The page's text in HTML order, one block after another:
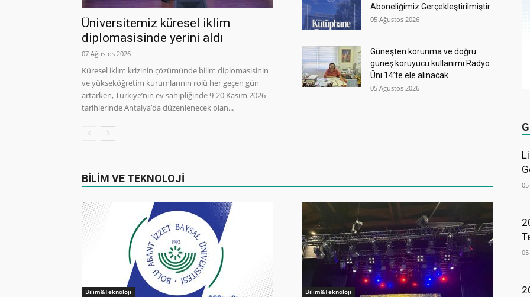
Üniversitemiz küresel iklim
diplomasisinde yerini aldı
07 Ağustos 2026
Küresel iklim krizinin çözümünde bilim diplomasisinin
ve yükseköğretim kurumlarının rolü her geçen gün
artarken, Türkiye’nin ev sahipliğinde 9-20 Kasım 2026
tarihlerinde Antalya’da düzenlenecek olan...
Aboneliğimiz Gerçekleştirilmiştir
05 Ağustos 2026
Güneşten korunma ve doğru
güneş koruyucu kullanımı Radyo
Üni 14’te ele alınacak
05 Ağustos 2026
BİLİM VE TEKNOLOJİ
Bilim&Teknoloji Bilim&Teknoloji